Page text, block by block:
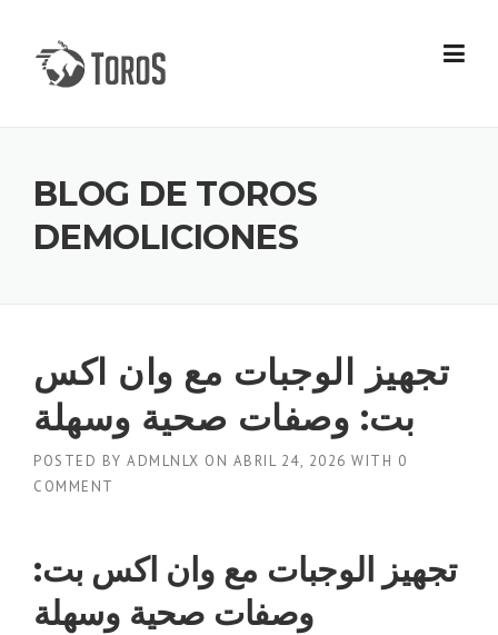
content
BLOG DE TOROS
DEMOLICIONES
تجهيز الوجبات مع وان اكس
بت: وصفات صحية وسهلة
POSTED BY ADMLNLX ON ABRIL 24, 2026 WITH 0
COMMENT
تجهيز الوجبات مع وان اكس بت:
وصفات صحية وسهلة